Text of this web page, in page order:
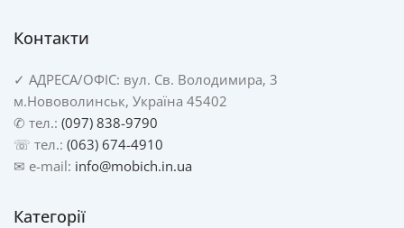
Контакти
✓ АДРЕСА/ОФІС: вул. Св. Володимира, 3
м.Нововолинськ, Україна 45402
✆ тел.: (097) 838-9790
☏ тел.: (063) 674-4910
✉ e-mail: info@mobich.in.ua
Категорії